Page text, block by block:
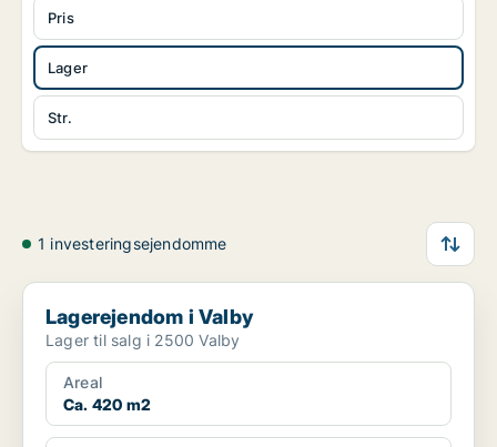
Lager
Str.
Pris
1 investeringsejendomme
Lagerejendom i Valby
Lagerejendom i Valby
Lager til salg i 2500 Valby
Areal
Ca. 420 m2